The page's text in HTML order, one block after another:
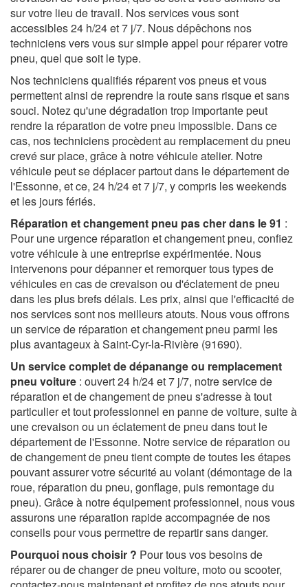
sur votre lieu de travail. Nos services vous sont
accessibles 24 h/24 et 7 j/7. Nous dépêchons nos
techniciens vers vous sur simple appel pour réparer votre
pneu, quel que soit le type.
Nos techniciens qualifiés réparent vos pneus et vous
permettent ainsi de reprendre la route sans risque et sans
souci. Notez qu'une dégradation trop importante peut
rendre la réparation de votre pneu impossible. Dans ce
cas, nos techniciens procèdent au remplacement du pneu
crevé sur place, grâce à notre véhicule atelier. Notre
véhicule peut se déplacer partout dans le département de
l'Essonne, et ce, 24 h/24 et 7 j/7, y compris les weekends
et les jours fériés.
Réparation et changement pneu pas cher dans le 91 :
Pour une urgence réparation et changement pneu, confiez
votre véhicule à une entreprise expérimentée. Nous
intervenons pour dépanner et remorquer tous types de
véhicules en cas de crevaison ou d'éclatement de pneu
dans les plus brefs délais. Les prix, ainsi que l'efficacité de
nos services sont nos meilleurs atouts. Nous vous offrons
un service de réparation et changement pneu parmi les
plus avantageux à Saint-Cyr-la-Rivière (91690).
Un service complet de dépanange ou remplacement
pneu voiture : ouvert 24 h/24 et 7 j/7, notre service de
réparation et de changement de pneu s'adresse à tout
particulier et tout professionnel en panne de voiture, suite à
une crevaison ou un éclatement de pneu dans tout le
département de l'Essonne. Notre service de réparation ou
de changement de pneu tient compte de toutes les étapes
pouvant assurer votre sécurité au volant (démontage de la
roue, réparation du pneu, gonflage, puis remontage du
pneu). Grâce à notre équipement professionnel, nous vous
assurons une réparation rapide accompagnée de nos
conseils pour vous permettre de repartir sans danger.
Pourquoi nous choisir ? Pour tous vos besoins de
réparer ou de changer de pneu voiture, moto ou scooter,